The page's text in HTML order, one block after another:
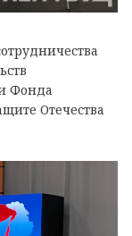
Фонда
Отечества